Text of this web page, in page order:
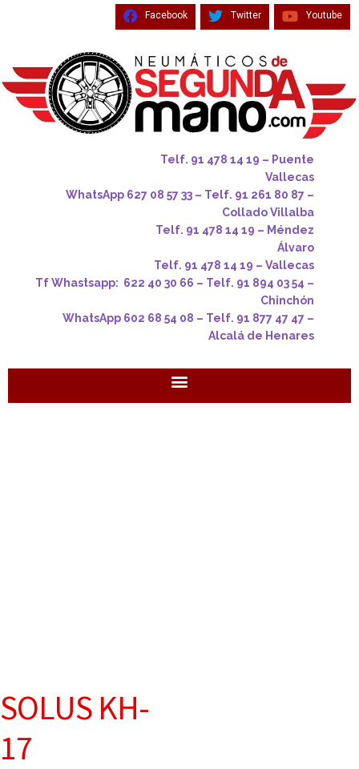
Facebook Twitter Youtube
Telf. 91 478 14 19 – Puente
Vallecas
WhatsApp 627 08 57 33 – Telf. 91 261 80 87 –
Collado Villalba
Telf. 91 478 14 19 – Méndez
Álvaro
Telf. 91 478 14 19 – Vallecas
Tf Whastsapp: 622 40 30 66 – Telf. 91 894 03 54 –
Chinchón
WhatsApp 602 68 54 08 – Telf. 91 877 47 47 –
Alcalá de Henares
SOLUS KH-
17